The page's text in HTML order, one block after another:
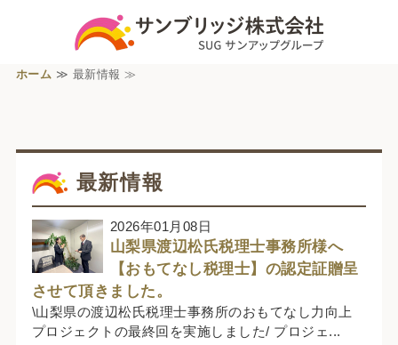
ホーム ≫ 最新情報 ≫
最新情報
2026年01月08日
山梨県渡辺松氏税理士事務所様へ
【おもてなし税理士】の認定証贈呈
させて頂きました。
\山梨県の渡辺松氏税理士事務所のおもてなし力向上
プロジェクトの最終回を実施しました/ プロジェ...